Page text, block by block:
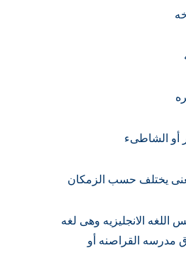
حسب الزمكان
الانجليزيه وهى لغه
القراصنه أو